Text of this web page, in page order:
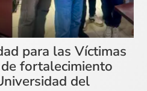
para las Víctimas
fortalecimiento
del